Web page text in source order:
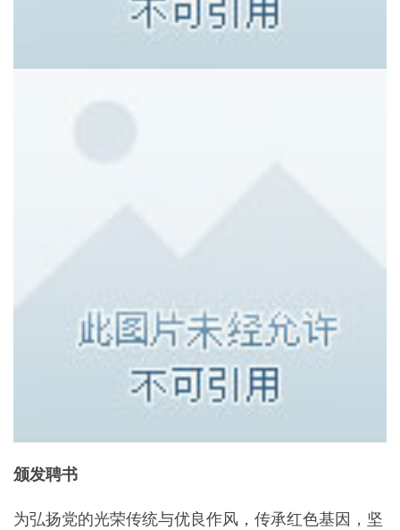
颁发聘书
为弘扬党的光荣传统与优良作风，传承红色基因，坚